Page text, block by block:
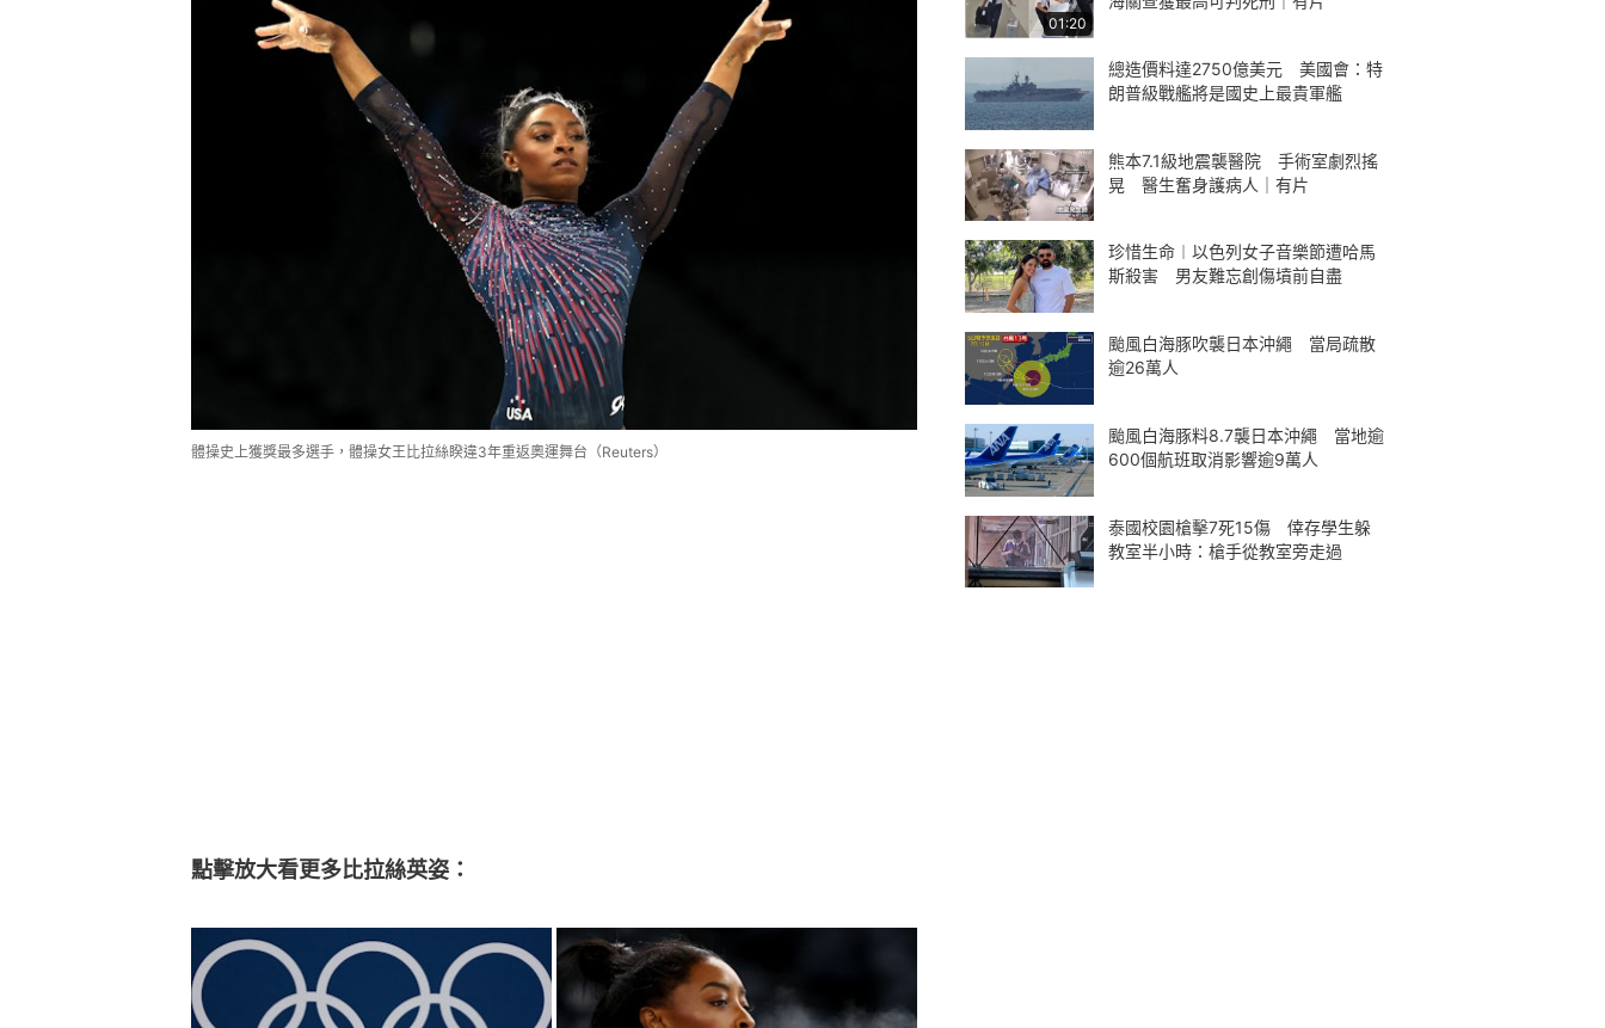
體操史上獲獎最多選手，體操女王比拉絲睽違3年重返奧運舞台（Reuters）
點擊放大看更多比拉絲英姿：
01:20
總造價料達2750億美元 美國會：特
朗普級戰艦將是國史上最貴軍艦
熊本7.1級地震襲醫院 手術室劇烈搖
晃 醫生奮身護病人｜有片
珍惜生命︱以色列女子音樂節遭哈馬
斯殺害 男友難忘創傷墳前自盡
颱風白海豚吹襲日本沖繩 當局疏散
逾26萬人
颱風白海豚料8.7襲日本沖繩 當地逾
600個航班取消影響逾9萬人
泰國校園槍擊7死15傷 倖存學生躲
教室半小時：槍手從教室旁走過